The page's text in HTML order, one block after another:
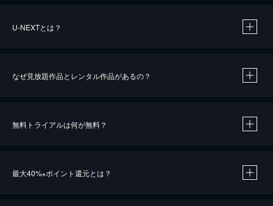
U-NEXTとは？
なぜ見放題作品とレンタル作品があるの？
無料トライアルは何が無料？
最大40%※ポイント還元とは？